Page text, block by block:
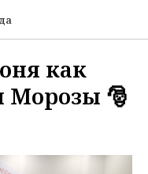
как
Морозы 🎅